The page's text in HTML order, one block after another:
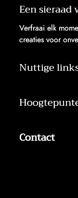
Een sieraad
Verfraai elk
creaties voor
Nuttige
Contact